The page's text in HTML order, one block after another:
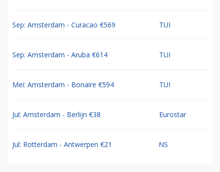
Sep: Amsterdam - Curacao €569 TUI
Sep: Amsterdam - Aruba €614 TUI
Mei: Amsterdam - Bonaire €594 TUI
Jul: Amsterdam - Berlijn €38 Eurostar
Jul: Rotterdam - Antwerpen €21 NS